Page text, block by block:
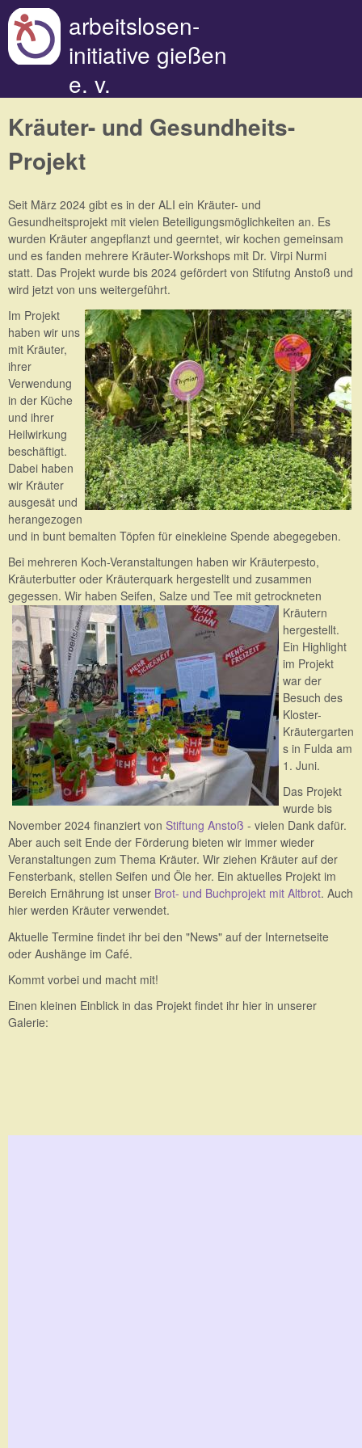
arbeitslosen-
initiative gießen
e. v.
Kräuter- und Gesundheits-
Projekt
Seit März 2024 gibt es in der ALI ein Kräuter- und
Gesundheitsprojekt mit vielen Beteiligungsmöglichkeiten an. Es
wurden Kräuter angepflanzt und geerntet, wir kochen gemeinsam
und es fanden mehrere Kräuter-Workshops mit Dr. Virpi Nurmi
statt. Das Projekt wurde bis 2024 gefördert von Stifutng Anstoß und
wird jetzt von uns weitergeführt.
Im Projekt
haben wir uns
mit Kräuter,
ihrer
Verwendung
in der Küche
und ihrer
Heilwirkung
beschäftigt.
Dabei haben
wir Kräuter
ausgesät und
herangezogen
und in bunt bemalten Töpfen für einekleine Spende abegegeben.
Bei mehreren Koch-Veranstaltungen haben wir Kräuterpesto,
Kräuterbutter oder Kräuterquark hergestellt und zusammen
gegessen. Wir haben Seifen, Salze und Tee mit getrockneten
Kräutern
hergestellt.
Ein Highlight
im Projekt
war der
Besuch des
Kloster-
Kräutergarten
s in Fulda am
1. Juni.
Das Projekt
wurde bis
November 2024 finanziert von Stiftung Anstoß - vielen Dank dafür.
Aber auch seit Ende der Förderung bieten wir immer wieder
Veranstaltungen zum Thema Kräuter. Wir ziehen Kräuter auf der
Fensterbank, stellen Seifen und Öle her. Ein aktuelles Projekt im
Bereich Ernährung ist unser Brot- und Buchprojekt mit Altbrot. Auch
hier werden Kräuter verwendet.
Aktuelle Termine findet ihr bei den "News" auf der Internetseite
oder Aushänge im Café.
Kommt vorbei und macht mit!
Einen kleinen Einblick in das Projekt findet ihr hier in unserer
Galerie: